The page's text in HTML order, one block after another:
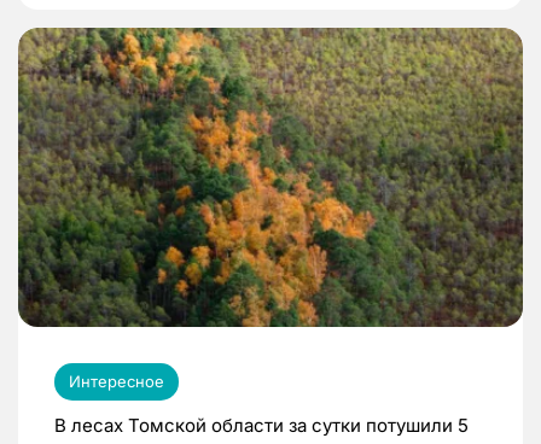
Интересное
В лесах Томской области за сутки потушили 5